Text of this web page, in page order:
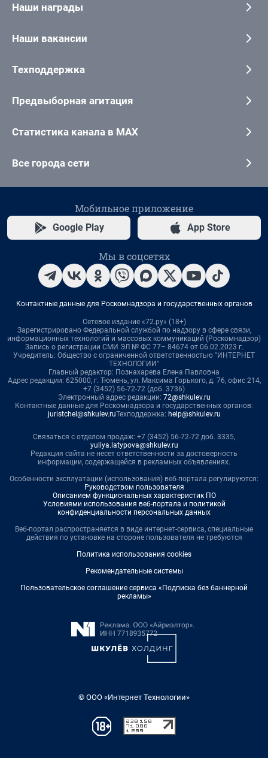
Наши награды
Наши вакансии
Техподдержка
Предвыборная агитация
Статистика канала в MAX
Все города сети
Мобильное приложение
Google Play App Store
Мы в соцсетях
Контактные данные для Роскомнадзора и государственных органов
Сетевое издание «72.ру» (18+)
Зарегистрировано Федеральной службой по надзору в сфере связи,
информационных технологий и массовых коммуникаций (Роскомнадзор)
Запись о регистрации СМИ ЭЛ № ФС 77– 84674 от 06.02.2023 г.
Учредитель: Общество с ограниченной ответственностью "ИНТЕРНЕТ
ТЕХНОЛОГИИ"
Главный редактор: Познахарева Елена Павловна
Адрес редакции: 625000, г. Тюмень, ул. Максима Горького, д. 76, офис 214,
+7 (3452) 56-72-72 (доб. 3736)
Электронный адрес редакции: 72@shkulev.ru
Контактные данные для Роскомнадзора и государственных органов:
juristchel@shkulev.ruТехподдержка: help@shkulev.ru
Связаться с отделом продаж: +7 (3452) 56-72-72 доб. 3335,
yuliya.latypova@shkulev.ru
Редакция сайта не несет ответственности за достоверность
информации, содержащейся в рекламных объявлениях.
Особенности эксплуатации (использования) веб-портала регулируются:
Руководством пользователя
Описанием функциональных характеристик ПО
Условиями использования веб-портала и политикой
конфиденциальности персональных данных
Веб-портал распространяется в виде интернет-сервиса, специальные
действия по установке на стороне пользователя не требуются
Политика использования cookies
Рекомендательные системы
Пользовательское соглашение сервиса «Подписка без баннерной
рекламы»
© ООО «Интернет Технологии»